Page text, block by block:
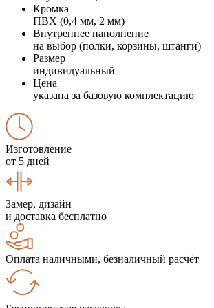
Кромка
ПВХ (0,4 мм, 2 мм)
Внутреннее наполнение
на выбор (полки, корзины, штанги)
Размер
индивидуальный
Цена
указана за базовую комплектацию
Изготовление
от 5 дней
Замер, дизайн
и доставка бесплатно
Оплата наличными, безналичный расчёт